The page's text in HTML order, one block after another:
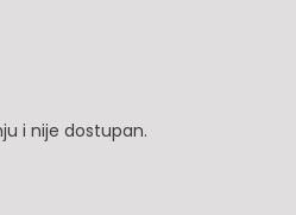
i nije dostupan.